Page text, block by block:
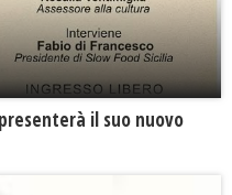
il suo nuovo